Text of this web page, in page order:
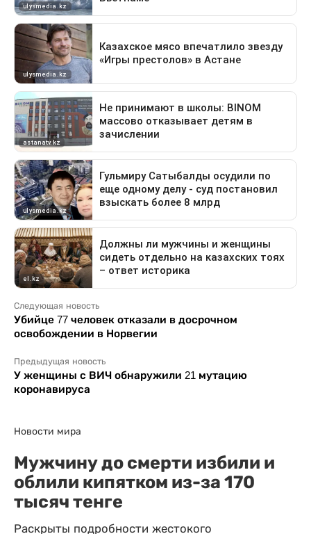
Следующая новость
Убийце 77 человек отказали в досрочном
освобождении в Норвегии
Предыдущая новость
У женщины с ВИЧ обнаружили 21 мутацию
коронавируса
Новости мира
Мужчину до смерти избили и
облили кипятком из-за 170
тысяч тенге
Раскрыты подробности жестокого